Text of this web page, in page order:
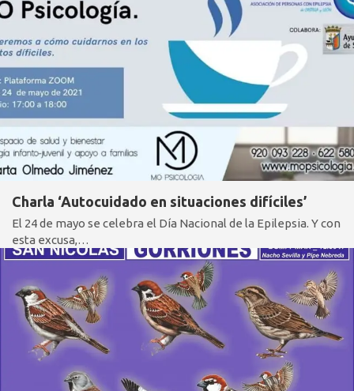
Charla ‘Autocuidado en situaciones difíciles’
El 24 de mayo se celebra el Día Nacional de la Epilepsia. Y con
esta excusa,…